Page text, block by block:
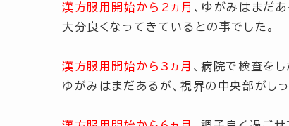
漢方服用開始から2ヵ月 、ゆがみはまだ
大分良くなってきているとの事でした。
漢方服用開始から3ヵ月 、病院で検査を
ゆがみはまだあるが、視界の中央部がし